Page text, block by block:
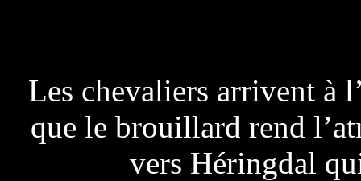
Les chevaliers arrivent à
que le brouillard rend
vers Héringdal